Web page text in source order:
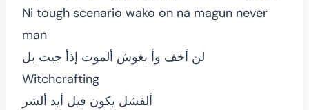
Ni tough scenario wako on na magun never
man
لن أخف وأ بغوش ألموت إذأ جيت بل
Witchcrafting
ألفشل يكون فيل أيد ألشر